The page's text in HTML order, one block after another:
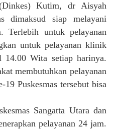
Kutim, dr Aisyah
dimaksud siap melayani
Terlebih untuk pelayanan
untuk pelayanan klinik
14.00 Wita setiap harinya.
membutuhkan pelayanan
Puskesmas tersebut bisa
Sangatta Utara dan
pelayanan 24 jam.